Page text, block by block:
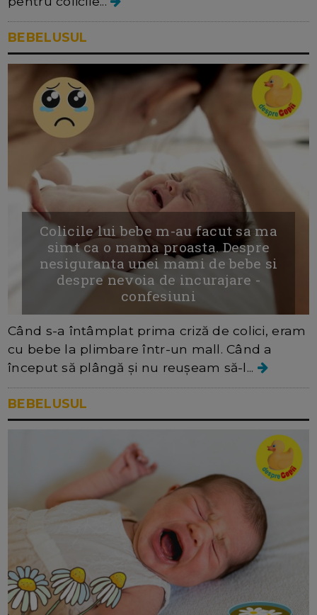
BEBELUSUL
Colicile lui bebe m-au facut sa ma
simt ca o mama proasta. Despre
nesiguranta unei mami de bebe si
despre nevoia de incurajare -
confesiuni
Când s-a întâmplat prima criză de colici, eram
cu bebe la plimbare într-un mall. Când a
început să plângă și nu reușeam să-l...
BEBELUSUL